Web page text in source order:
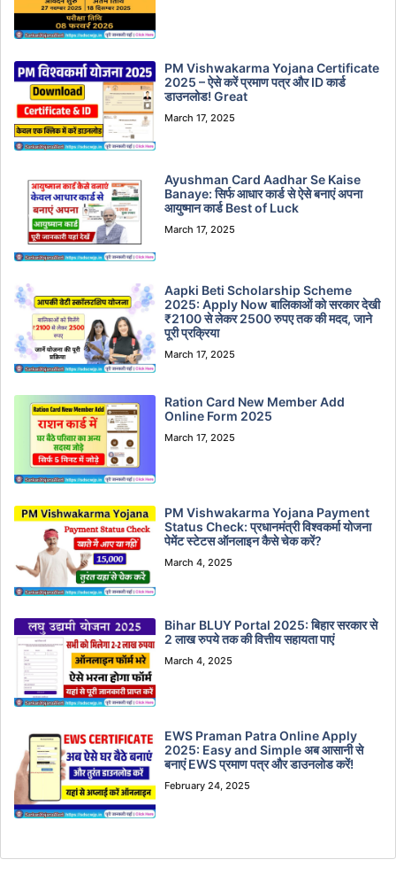
PM Vishwakarma Yojana Certificate
2025 – ऐसे करें प्रमाण पत्र और ID कार्ड
डाउनलोड! Great
March 17, 2025
Ayushman Card Aadhar Se Kaise
Banaye: सिर्फ आधार कार्ड से ऐसे बनाएं अपना
आयुष्मान कार्ड Best of Luck
March 17, 2025
Aapki Beti Scholarship Scheme
2025: Apply Now बालिकाओं को सरकार देखी
₹2100 से लेकर 2500 रुपए तक की मदद, जाने
पूरी प्रक्रिया
March 17, 2025
Ration Card New Member Add
Online Form 2025
March 17, 2025
PM Vishwakarma Yojana Payment
Status Check: प्रधानमंत्री विश्वकर्मा योजना
पेमेंट स्टेटस ऑनलाइन कैसे चेक करें?
March 4, 2025
Bihar BLUY Portal 2025: बिहार सरकार से
2 लाख रुपये तक की वित्तीय सहायता पाएं
March 4, 2025
EWS Praman Patra Online Apply
2025: Easy and Simple अब आसानी से
बनाएं EWS प्रमाण पत्र और डाउनलोड करें!
February 24, 2025